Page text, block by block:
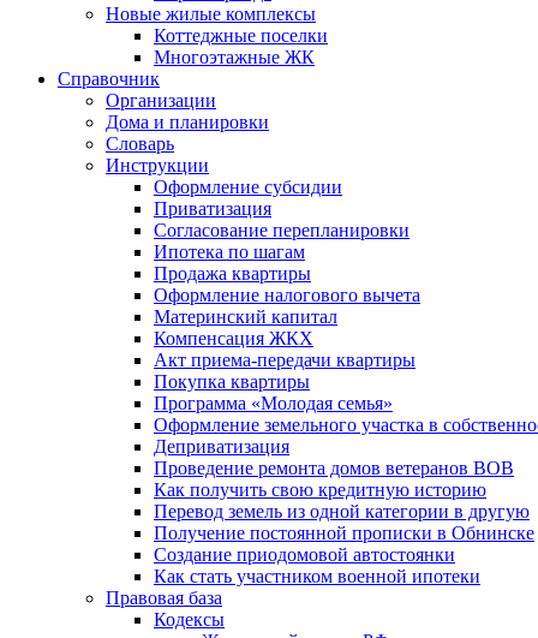
Новые жилые комплексы
Коттеджные поселки
Многоэтажные ЖК
Справочник
Организации
Дома и планировки
Словарь
Инструкции
Оформление субсидии
Приватизация
Согласование перепланировки
Ипотека по шагам
Продажа квартиры
Оформление налогового вычета
Материнский капитал
Компенсация ЖКХ
Акт приема-передачи квартиры
Покупка квартиры
Программа «Молодая семья»
Оформление земельного участка в
Деприватизация
Проведение ремонта домов ветеранов ВОВ
Как получить свою кредитную историю
Перевод земель из одной категории в другую
Получение постоянной прописки в Обнинске
Создание приодомовой автостоянки
Как стать участником военной ипотеки
Правовая база
Кодексы